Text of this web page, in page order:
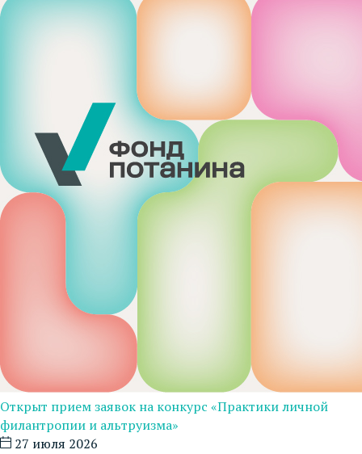
Открыт прием заявок на конкурс «Практики личной
филантропии и альтруизма»
27 июля 2026